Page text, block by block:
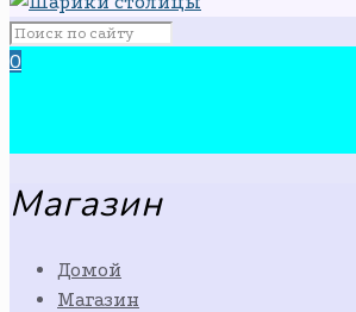
0
Магазин
Домой
Магазин